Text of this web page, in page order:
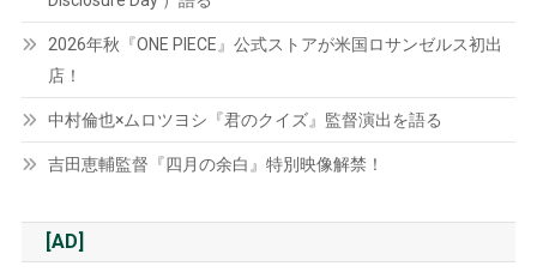
2026年秋『ONE PIECE』公式ストアが米国ロサンゼルス初出
店！
中村倫也×ムロツヨシ『君のクイズ』監督演出を語る
吉田恵輔監督『四月の余白』特別映像解禁！
[AD]